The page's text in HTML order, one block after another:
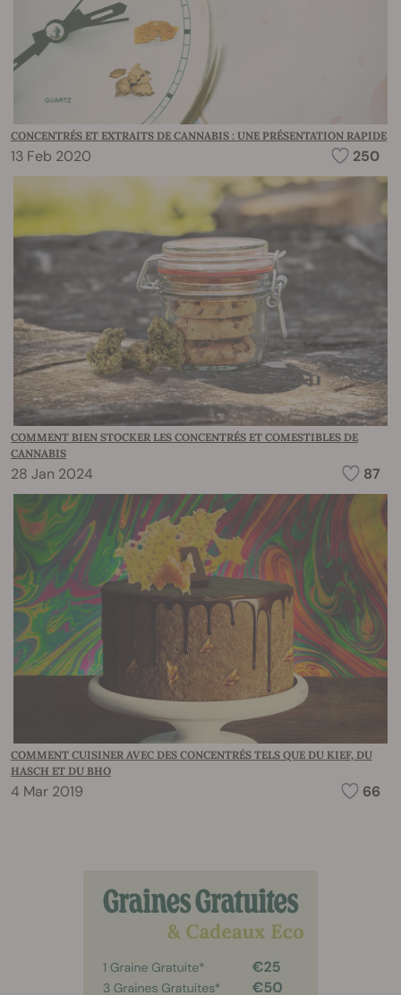
CONCENTRÉS ET EXTRAITS DE CANNABIS : UNE PRÉSENTATION RAPIDE
13 Feb 2020 250
COMMENT BIEN STOCKER LES CONCENTRÉS ET COMESTIBLES DE
CANNABIS
28 Jan 2024 87
COMMENT CUISINER AVEC DES CONCENTRÉS TELS QUE DU KIEF, DU
HASCH ET DU BHO
4 Mar 2019 66